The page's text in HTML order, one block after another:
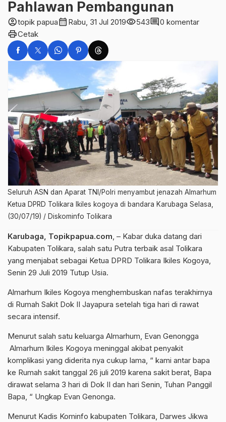
Pahlawan Pembangunan
account_circletopik papuacalendar_month Rabu, 31 Jul 2019visibility543comment0 komentar
printCetak
Seluruh ASN dan Aparat TNI/Polri menyambut jenazah Almarhum
Ketua DPRD Tolikara Ikiles kogoya di bandara Karubaga Selasa,
(30/07/19) / Diskominfo Tolikara
Karubaga, Topikpapua.com, – Kabar duka datang dari
Kabupaten Tolikara, salah satu Putra terbaik asal Tolikara
yang menjabat sebagai Ketua DPRD Tolikara Ikiles Kogoya,
Senin 29 Juli 2019 Tutup Usia.
Almarhum Ikiles Kogoya menghembuskan nafas terakhirnya
di Rumah Sakit Dok II Jayapura setelah tiga hari di rawat
secara intensif.
Menurut salah satu keluarga Almarhum, Evan Genongga
Almarhum Ikiles Kogoya meninggal akibat penyakit
komplikasi yang diderita nya cukup lama, “ kami antar bapa
ke Rumah sakit tanggal 26 juli 2019 karena sakit berat, Bapa
dirawat selama 3 hari di Dok II dan hari Senin, Tuhan Panggil
Bapa, “ Ungkap Evan Genonga.
Menurut Kadis Kominfo kabupaten Tolikara, Darwes Jikwa